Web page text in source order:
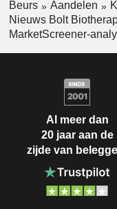
Beurs Aandelen
Nieuws Bolt
MarketScreener-
Al meer dan
20 jaar aan de
zijde van